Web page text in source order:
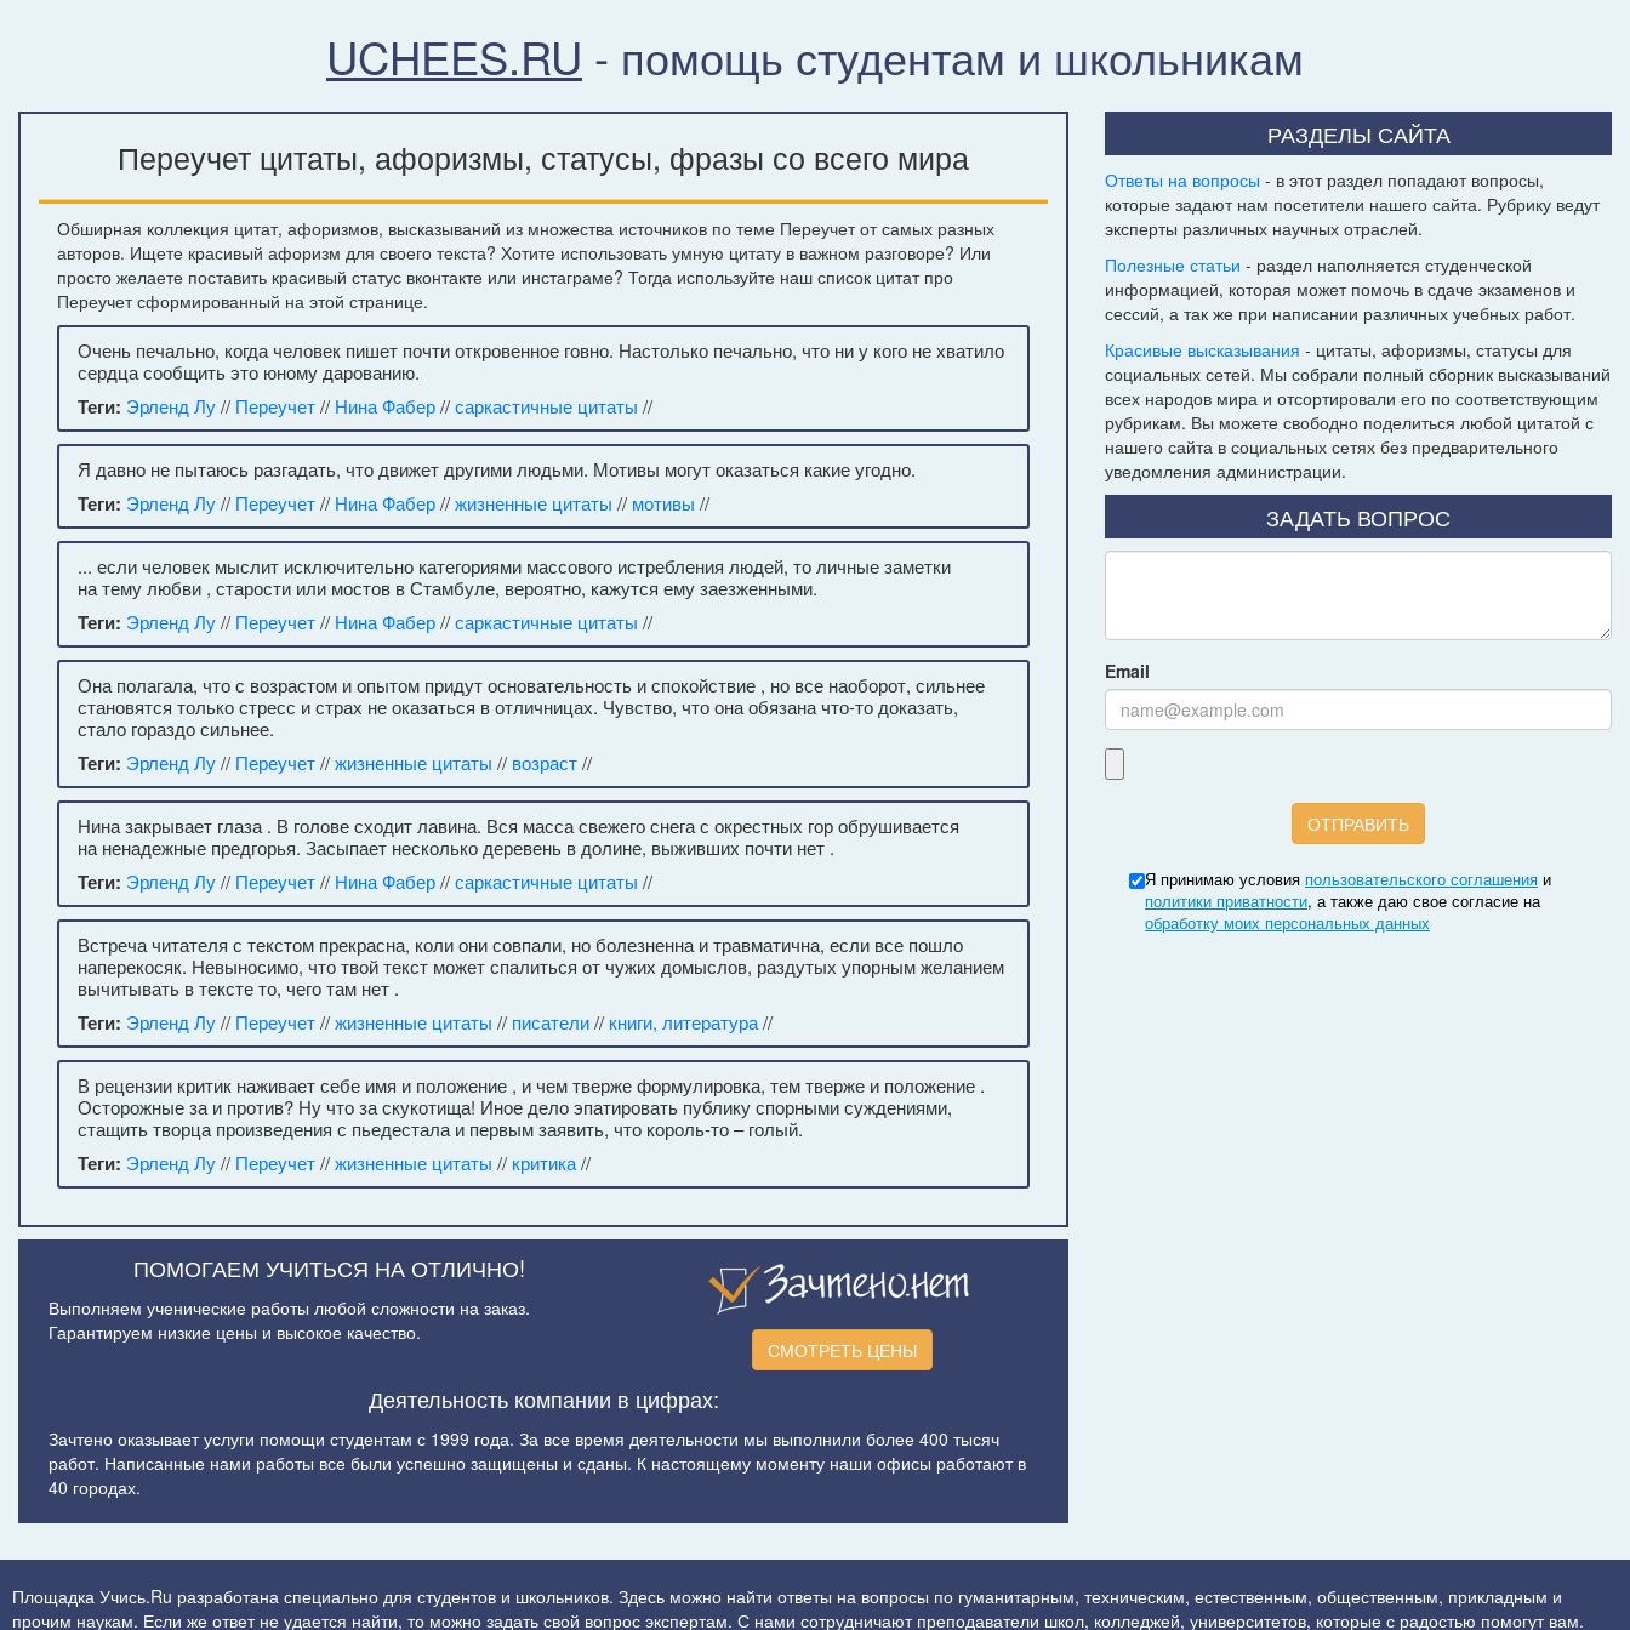
UCHEES.RU - помощь студентам и школьникам
Переучет цитаты, афоризмы, статусы, фразы со всего мира
Обширная коллекция цитат, афоризмов, высказываний из множества источников по теме Переучет от самых разных
авторов. Ищете красивый афоризм для своего текста? Хотите использовать умную цитату в важном разговоре? Или
просто желаете поставить красивый статус вконтакте или инстаграме? Тогда используйте наш список цитат про
Переучет сформированный на этой странице.
Очень печально, когда человек пишет почти откровенное говно. Настолько печально, что ни у кого не хватило
сердца сообщить это юному дарованию.
Теги: Эрленд Лу// Переучет// Нина Фабер//саркастичные цитаты //
Я давно не пытаюсь разгадать, что движет другими людьми. Мотивы могут оказаться какие угодно.
Теги: Эрленд Лу// Переучет// Нина Фабер//жизненные цитаты // мотивы //
... если человек мыслит исключительно категориями массового истребления людей, то личные заметки
на тему любви , старости или мостов в Стамбуле, вероятно, кажутся ему заезженными.
Теги: Эрленд Лу// Переучет// Нина Фабер//саркастичные цитаты //
Она полагала, что с возрастом и опытом придут основательность и спокойствие , но все наоборот, сильнее
становятся только стресс и страх не оказаться в отличницах. Чувство, что она обязана что-то доказать,
стало гораздо сильнее.
Теги: Эрленд Лу// Переучет//жизненные цитаты // возраст//
Нина закрывает глаза . В голове сходит лавина. Вся масса свежего снега с окрестных гор обрушивается
на ненадежные предгорья. Засыпает несколько деревень в долине, выживших почти нет .
Теги: Эрленд Лу// Переучет// Нина Фабер//саркастичные цитаты //
Встреча читателя с текстом прекрасна, коли они совпали, но болезненна и травматична, если все пошло
наперекосяк. Невыносимо, что твой текст может спалиться от чужих домыслов, раздутых упорным желанием
вычитывать в тексте то, чего там нет .
Теги: Эрленд Лу// Переучет//жизненные цитаты // писатели// книги, литература//
В рецензии критик наживает себе имя и положение , и чем тверже формулировка, тем тверже и положение .
Осторожные за и против? Ну что за скукотища! Иное дело эпатировать публику спорными суждениями,
стащить творца произведения с пьедестала и первым заявить, что король-то – голый.
Теги: Эрленд Лу// Переучет//жизненные цитаты // критика//
ПОМОГАЕМ УЧИТЬСЯ НА ОТЛИЧНО!
Выполняем ученические работы любой сложности на заказ.
Гарантируем низкие цены и высокое качество.
СМОТРЕТЬ ЦЕНЫ
Деятельность компании в цифрах:
Зачтено оказывает услуги помощи студентам с 1999 года. За все время деятельности мы выполнили более 400 тысяч
работ. Написанные нами работы все были успешно защищены и сданы. К настоящему моменту наши офисы работают в
40 городах.
РАЗДЕЛЫ САЙТА
Ответы на вопросы - в этот раздел попадают вопросы,
которые задают нам посетители нашего сайта. Рубрику ведут
эксперты различных научных отраслей.
Полезные статьи - раздел наполняется студенческой
информацией, которая может помочь в сдаче экзаменов и
сессий, а так же при написании различных учебных работ.
Красивые высказывания - цитаты, афоризмы, статусы для
социальных сетей. Мы собрали полный сборник высказываний
всех народов мира и отсортировали его по соответствующим
рубрикам. Вы можете свободно поделиться любой цитатой с
нашего сайта в социальных сетях без предварительного
уведомления администрации.
ЗАДАТЬ ВОПРОС
Email
Я принимаю условия пользовательского соглашения и
политики приватности, а также даю свое согласие на
обработку моих персональных данных
Площадка Учись.Ru разработана специально для студентов и школьников. Здесь можно найти ответы на вопросы по гуманитарным, техническим, естественным, общественным, прикладным и
прочим наукам. Если же ответ не удается найти, то можно задать свой вопрос экспертам. С нами сотрудничают преподаватели школ, колледжей, университетов, которые с радостью помогут вам.